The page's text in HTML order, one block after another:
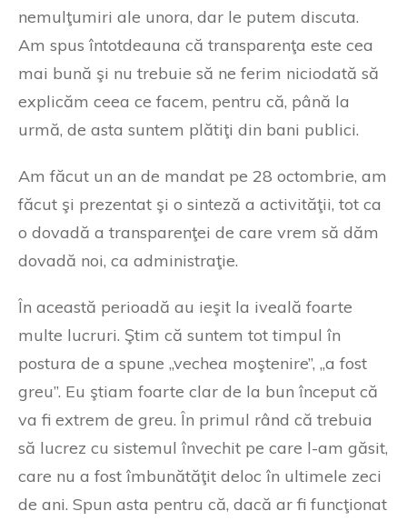
nemulţumiri ale unora, dar le putem discuta.
Am spus întotdeauna că transparenţa este cea
mai bună şi nu trebuie să ne ferim niciodată să
explicăm ceea ce facem, pentru că, până la
urmă, de asta suntem plătiţi din bani publici.
Am făcut un an de mandat pe 28 octombrie, am
făcut şi prezentat şi o sinteză a activităţii, tot ca
o dovadă a transparenţei de care vrem să dăm
dovadă noi, ca administraţie.
În această perioadă au ieşit la iveală foarte
multe lucruri. Ştim că suntem tot timpul în
postura de a spune „vechea moştenire”, „a fost
greu”. Eu ştiam foarte clar de la bun început că
va fi extrem de greu. În primul rând că trebuia
să lucrez cu sistemul învechit pe care l-am găsit,
care nu a fost îmbunătăţit deloc în ultimele zeci
de ani. Spun asta pentru că, dacă ar fi funcţionat